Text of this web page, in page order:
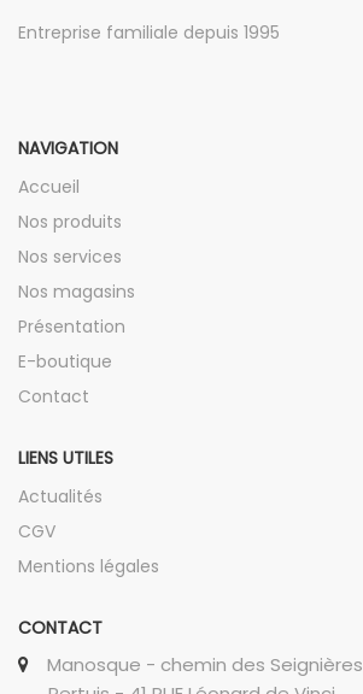
Entreprise familiale depuis 1995
NAVIGATION
Accueil
Nos produits
Nos services
Nos magasins
Présentation
E-boutique
Contact
LIENS UTILES
Actualités
CGV
Mentions légales
CONTACT
Manosque - chemin des Seignières